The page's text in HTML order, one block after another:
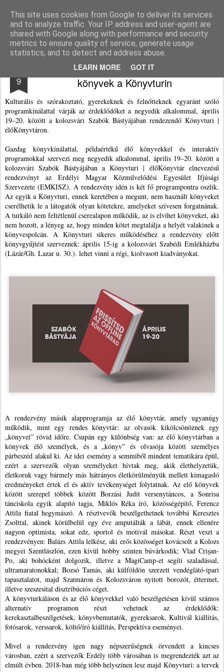
This site uses cookies from Google to deliver its services
and to analyze traffic. Your IP address and user-agent are
shared with Google along with performance and security
metrics to ensure quality of service, generate usage
statistics, and to detect and address abuse.
LEARN MORE GOT IT
Agnus blog
Pages
9
Semmiből mindent: példaértékű élő
könyvek a Könyvturin
Kulturális és szórakoztató, gyerekeknek és felnőtteknek egyaránt szóló
programkínálattal várják az érdeklődőket a negyedik alkalommal, április
19–20. között a kolozsvári Szabók Bástyájában rendezendő Könyvturi |
élőKönyvtáron.
Gazdag könyvkínálattal, példaértékű élő könyvekkel és interaktív
programokkal szervezi meg negyedik alkalommal, április 19–20. között a
kolozsvári Szabók Bástyájában a Könyvturi | élőKönyvtár elnevezésű
rendezvényt az Erdélyi Magyar Közművelődési Egyesület Ifjúsági
Szervezete (EMKISZ). A rendezvény idén is két fő programpontra oszlik.
Az egyik a Könyvturi, ennek keretében a megunt, nem használt könyveket
cserélhetik le a látogatók olyan kötetekre, amelyeket szívesen forgatnának.
A turkáló nem feltétlenül cserealapon működik, az is elvihet könyveket, aki
nem hozott, a lényeg az, hogy minden kötet megtalálja a helyét valakinek a
könyvespolcán. A Könyvturi sikeres működéséhez a rendezvény előtt
könyvgyűjtést szerveznek: április 15-ig a kolozsvári Szabédi Emlékházba
(Lázár/Gh. Lazar u. 30.). lehet vinni a régi, kiolvasott kiadványokat.
A rendezvény másik alapprogramja az élő könyvtár, amely ugyanúgy
működik, mint egy rendes könyvtár: az olvasók kikölcsönöznek egy
„könyvet” rövid időre. Csupán egy különbség van: az élő könyvtárban a
könyvek élő személyek, és a „könyv” és olvasója között személyes
párbeszéd alakul ki. Az idei esemény a semmiből mindent tematikára épül,
ezért a szervezők olyan személyeket hívtak meg, akik élethelyzetük,
életkoruk vagy bármely más hátrányos életkörülményük mellett kimagasló
eredményeket értek el és aktív tevékenységet folytatnak. Az elő könyvek
között szerepel többek között Borzási Judit versenytáncos, a Sonrisa
tánciskola egyik alapító tagja, Miklós Réka író, közösségépítő, Ferencz
Attila fiatal hegymászó. A résztvevők beszélgethetnek továbbá Keresztes
Zsolttal, akinek körülbelül egy éve amputálták a lábát, ennek ellenére
nagyon optimista, sokat edz, sportol és motivál másokat. Részt veszt a
rendezvényen: Balázs Attila lelkész, aki erős közösséget kovácsolt a Kolozs
megyei Szentlászlón, ezen kívül hobby szinten búvárkodik; Vlad Crișan-
Po, aki bohócként dolgozik, illetve a MagiCamp-et segíti szaladással,
ultramaratonokkal; Bozsó Tamás, aki külföldön szerzett vendéglátó-ipari
tapasztalatot, majd Szatmáron és Kolozsváron nyitott borozót, éttermet,
illetve szeszesital disztribúciós céget.
A könyvturkáláson és az élő könyvekkel való beszélgetésen kívül számos
alternatív programon részt vehetnek az érdeklődők:
kerekasztalbeszélgetések, könyvbemutatók, gyereksarok, Kultivál kiállítás,
fotósarok, verssarok, költő/író kiállítás, Perspektíva eseményei.
Mivel a rendezvény igen nagy népszerűségnek örvendett a kincses
városban, ezért a szervezők Erdély több városában is megrendezték azt az
elmúlt évben. 2018-ban még több helyszínen lesz majd Könyvturi: a tervek